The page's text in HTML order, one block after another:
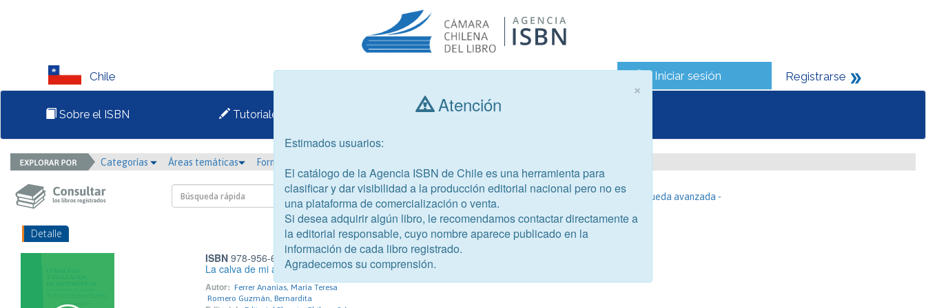
Chile Iniciar sesión Registrarse
Sobre el ISBN Tutoriales Consultar libros
Categorías Áreas temáticas Formato
- Búsqueda avanzada -
Detalle
ISBN978-956-6198-05-5
La calva de mi abuelo
Autor: Ferrer Ananías, María Teresa
Romero Guzmán, Bernardita
×
Atención
Estimados usuarios:
El catálogo de la Agencia ISBN de Chile es una herramienta para
clasificar y dar visibilidad a la producción editorial nacional pero no es
una plataforma de comercialización o venta.
Si desea adquirir algún libro, le recomendamos contactar directamente a
la editorial responsable, cuyo nombre aparece publicado en la
información de cada libro registrado.
Agradecemos su comprensión.